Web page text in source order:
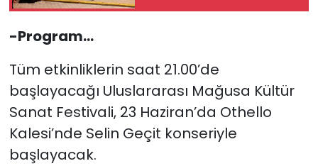
-Program…
Tüm etkinliklerin saat 21.00’de
başlayacağı Uluslararası Mağusa Kültür
Sanat Festivali, 23 Haziran’da Othello
Kalesi’nde Selin Geçit konseriyle
başlayacak.